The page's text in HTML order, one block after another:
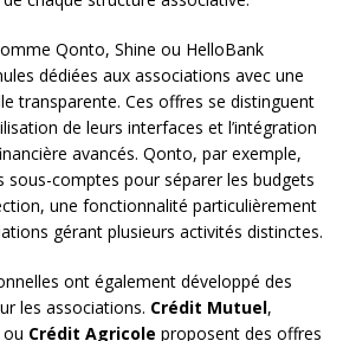
Qonto, Shine ou HelloBank
dédiées aux associations avec une
transparente. Ces offres se distinguent
de leurs interfaces et l’intégration
avancés. Qonto, par exemple,
sous-comptes pour séparer les budgets
une fonctionnalité particulièrement
gérant plusieurs activités distinctes.
ont également développé des
les associations. Crédit Mutuel,
ou Crédit Agricole proposent des offres